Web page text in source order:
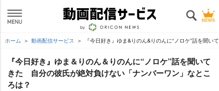
ホーム 動画配信サービス 『今日好き』ゆま&りのん&りのんに“ノロケ”話を聞
『今日好き』ゆま＆りのん＆りのんに“ノロケ”話を聞いて
きた 自分の彼氏が絶対負けない「ナンバーワン」なとこ
ろは？